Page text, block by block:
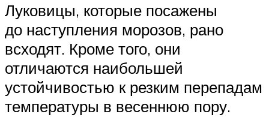
Луковицы, которые посажены
до наступления морозов, рано
всходят. Кроме того, они
отличаются наибольшей
устойчивостью к резким перепадам
температуры в весеннюю пору.